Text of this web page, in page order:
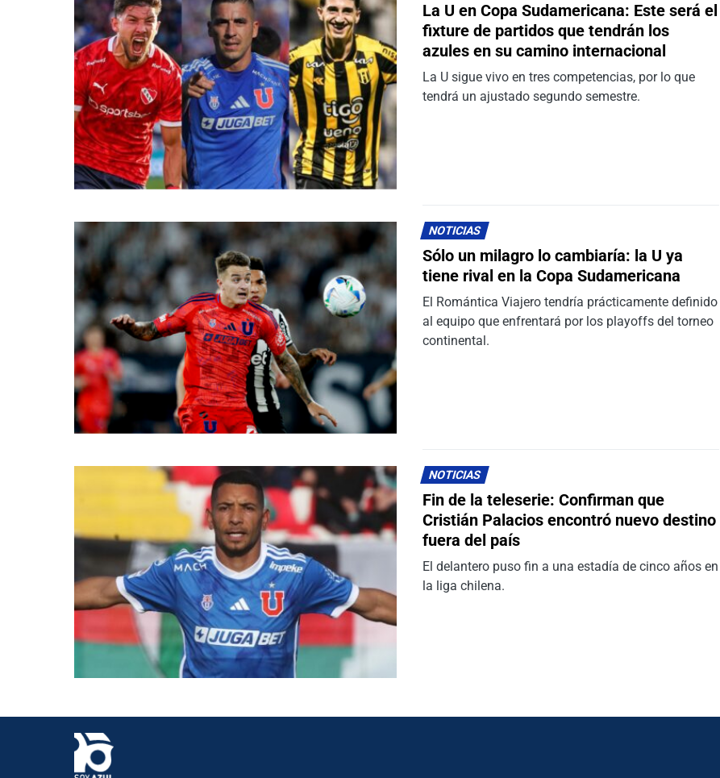
La U en Copa Sudamericana: Este será el
fixture de partidos que tendrán los
azules en su camino internacional
La U sigue vivo en tres competencias, por lo que
tendrá un ajustado segundo semestre.
NOTICIAS
Sólo un milagro lo cambiaría: la U ya
tiene rival en la Copa Sudamericana
El Romántica Viajero tendría prácticamente definido
al equipo que enfrentará por los playoffs del torneo
continental.
NOTICIAS
Fin de la teleserie: Confirman que
Cristián Palacios encontró nuevo destino
fuera del país
El delantero puso fin a una estadía de cinco años en
la liga chilena.